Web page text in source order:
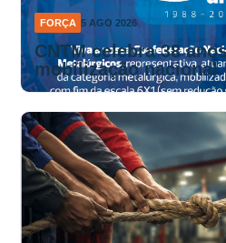
FORÇA 5 AGO 2026
CNTM celebra 38
mobilização nacional